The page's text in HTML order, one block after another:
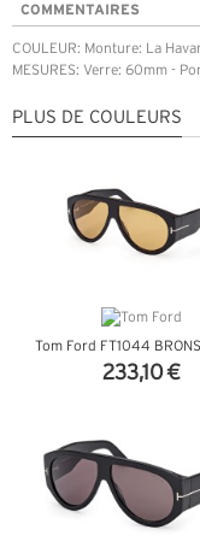
COMMENTAIRES
COULEUR: Monture: La
MESURES: Verre: 60mm -
PLUS DE COULEURS
Tom Ford FT1044
233,10 €